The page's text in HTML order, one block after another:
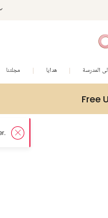
المدرسة هدايا مجلتنا
Free